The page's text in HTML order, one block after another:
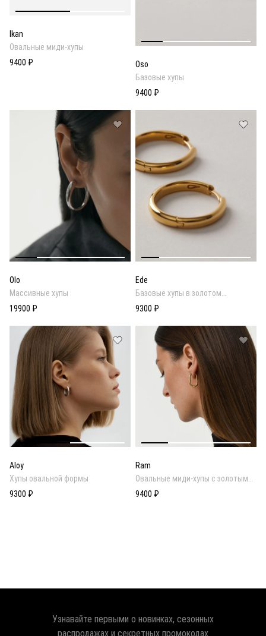
Ikan
Овальные миди-хупы
9400 ₽
Oso
Базовые хупы
9400 ₽
Olo
Массивные хупы
19900 ₽
Ede
Базовые хупы в золотом
покрытии
9300 ₽
Aloy
Хупы овальной формы
9300 ₽
Ram
Овальные миди-хупы с золотым
покрытием
9400 ₽
Узнавайте первыми о новинках, сезонных
распродажах и секретных промокодах